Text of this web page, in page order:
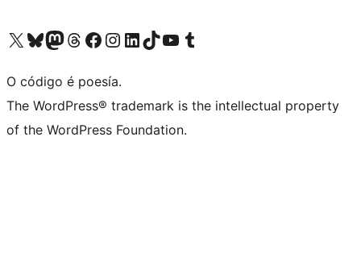
Visita la cuenta de X (anteriormente Twitter)
Visita a nosa conta de Bluesky
Visita a nosa conta de Mastodon
Visita a nosa conta de Threads
Visita a nosa páxina de Facebook
Visita a nosa conta de Instagram
Visita a nosa conta de LinkedIn
Visita a nosa conta de TikTok
Visita a nosa canle de YouTube
Visita a nosa conta de Tumblr
O código é poesía.
The WordPress® trademark is the intellectual property
of the WordPress Foundation.